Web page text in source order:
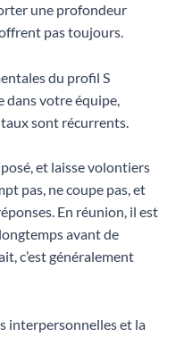
une profondeur
pas toujours.
du profil S
votre équipe,
sont récurrents.
et laisse volontiers
pas, ne coupe pas, et
En réunion, il est
avant de
c’est généralement
interpersonnelles et la